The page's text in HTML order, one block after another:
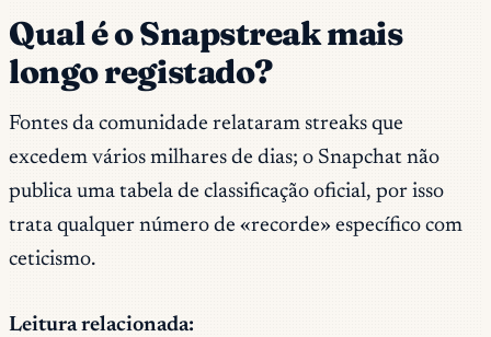
Qual é o Snapstreak mais
longo registado?
Fontes da comunidade relataram streaks que
excedem vários milhares de dias; o Snapchat não
publica uma tabela de classificação oficial, por isso
trata qualquer número de «recorde» específico com
ceticismo.
Leitura relacionada: